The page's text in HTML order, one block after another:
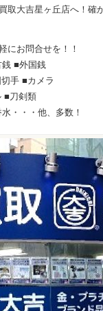
取大吉星ヶ丘店へ！確
にお問合せを！！
■外国銭
手 ■カメラ
■刀剣類
・・・他、多数！